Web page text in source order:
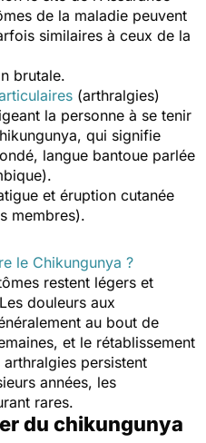
de la maladie peuvent
similaires à ceux de la
brutale.
(arthralgies)
la personne à se tenir
qui signifie
langue bantoue parlée
et éruption cutanée
membres).
le Chikungunya ?
restent légers et
douleurs aux
au bout de
et le rétablissement
persistent
années, les
rares.
du chikungunya